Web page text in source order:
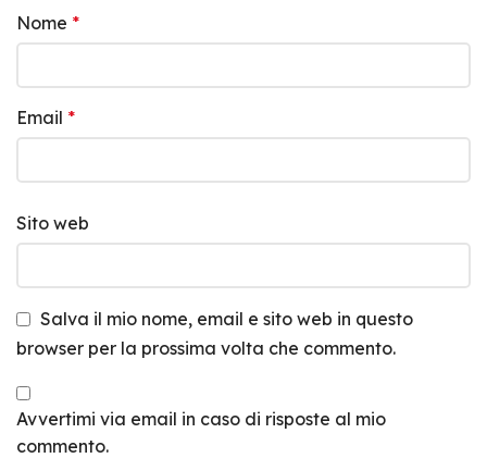
Nome *
Email *
Sito web
Salva il mio nome, email e sito web in questo
browser per la prossima volta che commento.
Avvertimi via email in caso di risposte al mio
commento.